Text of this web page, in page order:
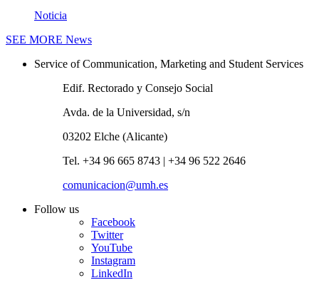
Noticia
SEE MORE News
Service of Communication, Marketing and Student Services
Edif. Rectorado y Consejo Social
Avda. de la Universidad, s/n
03202 Elche (Alicante)
Tel. +34 96 665 8743 | +34 96 522 2646
comunicacion@umh.es
Follow us
Facebook
Twitter
YouTube
Instagram
LinkedIn